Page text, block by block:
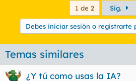
1 de 2 Sig.
Debes iniciar sesión o registrarte
Temas similares
¿Y tú como usas la IA?